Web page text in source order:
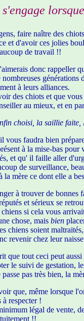
faire naître des
et d'avoir ces jolies
de travail !!
donc rappeller
à leurs alliances.
des chiots et que
au mieux, et en
choisi, la saillie
vous faudra bien
à la mise-bas
et qu' il faille aller
de surveillance,
la mère ce dont elle a
à trouver de bonnes
et sérieux se
si cela vous
chose, mais bien
chiens soient
revenir chez leur
que tout ceci peut
le suivi de gestation,
pas très bien, la
que, même lorsque
respecter !
légal de vente,
!!